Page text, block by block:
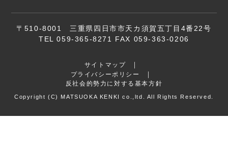
〒510-8001 三重県四日市市天カ須賀五丁目4番22号
TEL 059-365-8271 FAX 059-363-0206
サイトマップ
プライバシーポリシー
反社会的勢力に対する基本方針
Copyright (C) MATSUOKA KENKI co.,ltd. All Rights Reserved.